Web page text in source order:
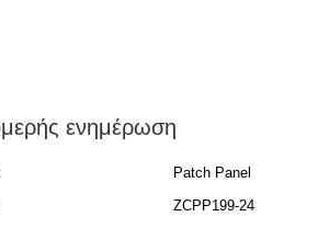
ενημέρωση
Patch Panel
ZCPP199-24